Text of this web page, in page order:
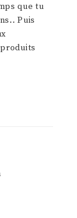
que tu
Puis